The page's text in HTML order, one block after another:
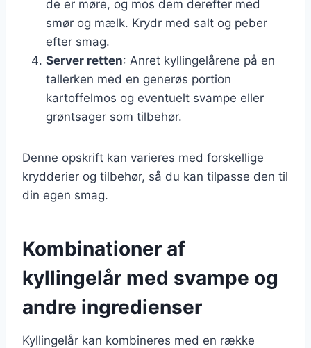
de er møre, og mos dem derefter med
smør og mælk. Krydr med salt og peber
efter smag.
Server retten: Anret kyllingelårene på en
tallerken med en generøs portion
kartoffelmos og eventuelt svampe eller
grøntsager som tilbehør.
Denne opskrift kan varieres med forskellige
krydderier og tilbehør, så du kan tilpasse den til
din egen smag.
Kombinationer af
kyllingelår med svampe og
andre ingredienser
Kyllingelår kan kombineres med en række